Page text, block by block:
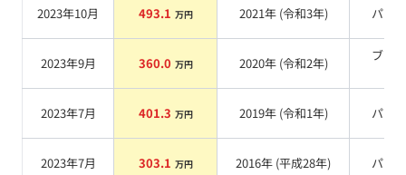
2023年10月 493.1 万円 2021年 (令和3年) パール
2023年9月 360.0 万円 2020年 (令和2年)
ブラ
2023年7月 401.3 万円 2019年 (令和1年) パール
2023年7月 303.1 万円 2016年 (平成28年) パール